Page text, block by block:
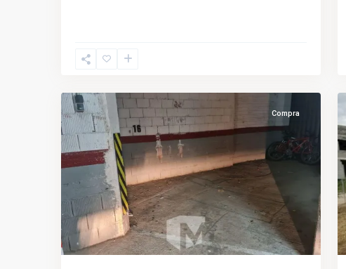
Caputxins
Compra